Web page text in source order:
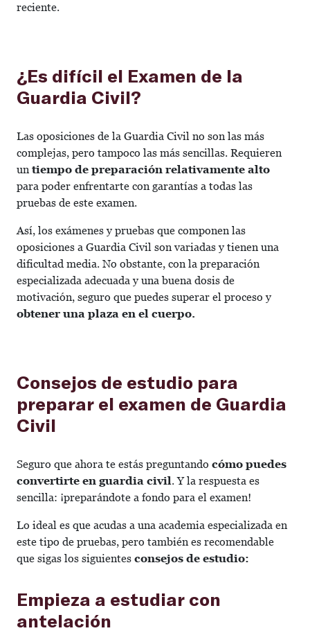
reciente.
¿Es difícil el Examen de la
Guardia Civil?
Las oposiciones de la Guardia Civil no son las más
complejas, pero tampoco las más sencillas. Requieren
un tiempo de preparación relativamente alto
para poder enfrentarte con garantías a todas las
pruebas de este examen.
Así, los exámenes y pruebas que componen las
oposiciones a Guardia Civil son variadas y tienen una
dificultad media. No obstante, con la preparación
especializada adecuada y una buena dosis de
motivación, seguro que puedes superar el proceso y
obtener una plaza en el cuerpo.
Consejos de estudio para
preparar el examen de Guardia
Civil
Seguro que ahora te estás preguntando cómo puedes
convertirte en guardia civil. Y la respuesta es
sencilla: ¡preparándote a fondo para el examen!
Lo ideal es que acudas a una academia especializada en
este tipo de pruebas, pero también es recomendable
que sigas los siguientes consejos de estudio:
Empieza a estudiar con
antelación